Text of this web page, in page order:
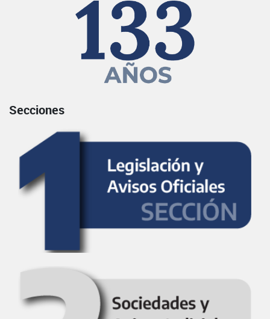
Secciones